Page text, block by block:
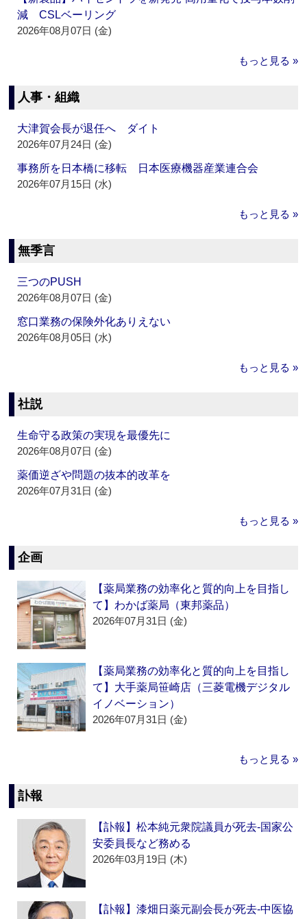
減 CSLベーリング
2026年08月07日 (金)
もっと見る »
人事・組織
大津賀会長が退任へ ダイト
2026年07月24日 (金)
事務所を日本橋に移転 日本医療機器産業連合会
2026年07月15日 (水)
もっと見る »
無季言
三つのPUSH
2026年08月07日 (金)
窓口業務の保険外化ありえない
2026年08月05日 (水)
もっと見る »
社説
生命守る政策の実現を最優先に
2026年08月07日 (金)
薬価逆ざや問題の抜本的改革を
2026年07月31日 (金)
もっと見る »
企画
【薬局業務の効率化と質的向上を目指し
て】わかば薬局（東邦薬品）
2026年07月31日 (金)
【薬局業務の効率化と質的向上を目指し
て】大手薬局笹崎店（三菱電機デジタル
イノベーション）
2026年07月31日 (金)
もっと見る »
訃報
【訃報】松本純元衆院議員が死去‐国家公
安委員長など務める
2026年03月19日 (木)
【訃報】漆畑日薬元副会長が死去‐中医協